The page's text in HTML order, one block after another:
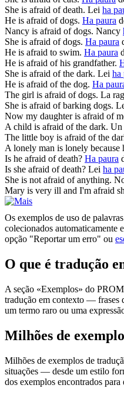
She is afraid of death. Lei ha
He is afraid of dogs. Ha paura
Nancy is afraid of dogs. Nancy
She is afraid of dogs. Ha paura
He is afraid to swim. Ha paura
He is afraid of his grandfather.
She is afraid of the dark. Lei ha
He is afraid of the dog. Ha
The girl is afraid of dogs. La
She is afraid of barking dogs.
Now my daughteris afraid of
A child is afraid of the dark. Un
The little boy is afraid of the
A lonely man is lonely because
Is he afraid of death? Ha paura
Is she afraid of death? Lei ha
She is not afraid of anything.
Mary is very ill and I'm afraid
Os exemplos de uso de
colecionados automaticamente
opção "Reportar um erro" ou
O que é tradução
A seção «Exemplos» do
tradução em contexto — frases
um termo raro ou uma
Milhões de
Milhões de exemplos de
situações — desde um estilo
dos exemplos encontrados